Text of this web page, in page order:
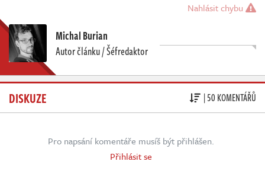
Nahlásit chybu
Michal Burian
Autor článku / Šéfredaktor
DISKUZE | 50 KOMENTÁŘŮ
Pro napsání komentáře musíš být přihlášen.
Přihlásit se